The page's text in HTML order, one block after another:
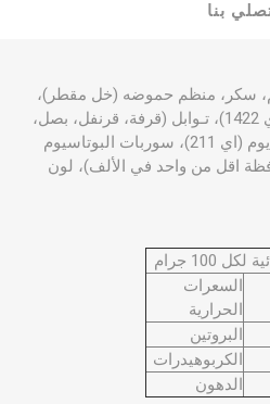
بنا
سكر، منظم حموضه (خل مقطر)،
ملح طعام، مثبت قوام (نشا اي 1422)، تـوابل (قرفة، قرنفل، بصل،
ثوم، فلفل حلو)، بنزوات صوديوم (اي 211)، سوربات البوتاسيوم
اقل من واحد في الألف)، لون
100 جرام
السعرات
الحرارية
البروتين
الكربوهيدرات
الدهون